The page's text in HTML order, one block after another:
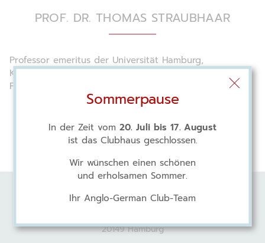
PROF. DR. THOMAS STRAUBHAAR
Professor emeritus der Universität Hamburg,
Kuratoriumsmitglied und Vorsitzender des
Programmausschusses der Friedrich-Naumann-Stiftung
Anglo-German Club
20149 Hamburg
Sommerpause
In der Zeit vom 20. Juli bis 17. August
ist das Clubhaus geschlossen.
Wir wünschen einen schönen
und erholsamen Sommer.
Ihr Anglo-German Club-Team